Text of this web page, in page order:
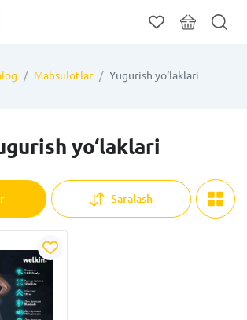
Mahsulotlar Yugurish yo‘laklari
yo‘laklari
Saralash